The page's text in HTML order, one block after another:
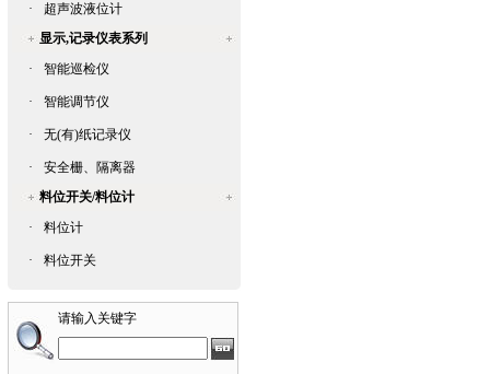
·
超声波液位计
显示,记录仪表系列
·
智能巡检仪
· 智能调节仪
· 无(有)纸记录仪
·
安全栅、隔离器
料位开关/料位计
·
料位计
· 料位开关
请输入关键字